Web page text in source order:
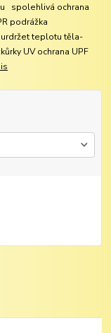
spolehlivá ochrana
podrážka
teplotu těla-
UV ochrana UPF